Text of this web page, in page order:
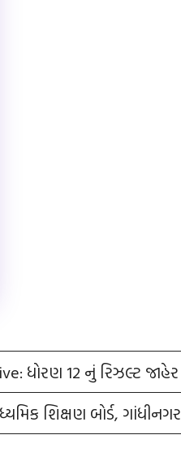
ધોરણ 12 નું રિઝલ્ટ જાહેર
શિક્ષણ બોર્ડ, ગાંધીનગર